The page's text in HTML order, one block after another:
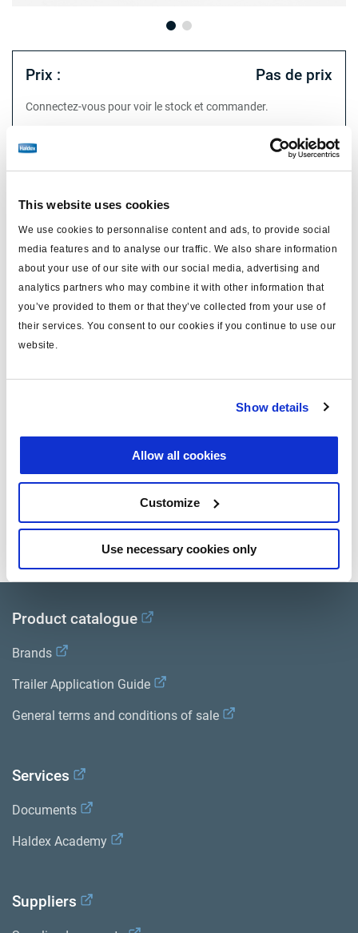
This website uses cookies
We use cookies to personnalise content and ads, to provide social
media features and to analyse our traffic. We also share information
about your use of our site with our social media, advertising and
analytics partners who may combine it with other information that
you’ve provided to them or that they’ve collected from your use of
their services. You consent to our cookies if you continue to use our
website.
Show details
Allow all cookies
Customize
Use necessary cookies only
Prix : Pas de prix
Connectez-vous pour voir le stock et commander.
Spécifications techniques
type
longueur (m) 8
note valve modulatrice
matériau PUR
Documents
Consultez toutes les publications connexes dans notre
Product catalogue
Brands
Trailer Application Guide
General terms and conditions of sale
Services
Documents
Haldex Academy
Suppliers